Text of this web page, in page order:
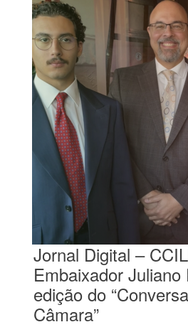
Jornal Digital –
Embaixador Juliano
edição do
Câmara”